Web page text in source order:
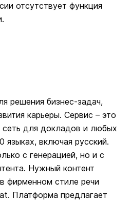
отсутствует функция
решения бизнес-задач,
карьеры. Сервис – это
сеть для докладов и любых
языках, включая русский.
с генерацией, но и с
Нужный контент
фирменном стиле речи
Платформа предлагает